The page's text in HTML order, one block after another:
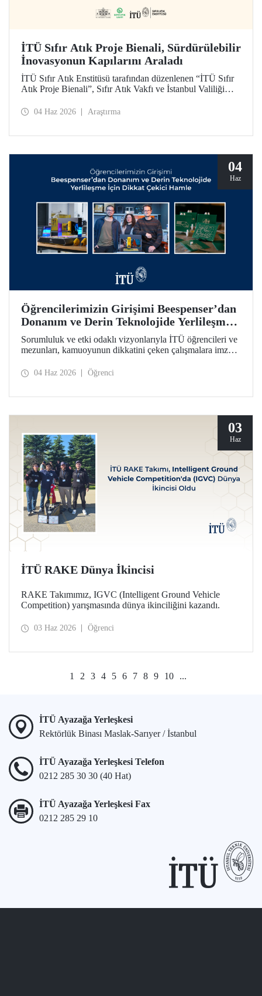
İTÜ Sıfır Atık Proje Bienali, Sürdürülebilir
İnovasyonun Kapılarını Araladı
İTÜ Sıfır Atık Enstitüsü tarafından düzenlenen “İTÜ Sıfır
Atık Proje Bienali”, Sıfır Atık Vakfı ve İstanbul Valiliği
kapsamında 3 Haziran 2026’da İTÜ Süleyman Demirel
04 Haz 2026 Araştırma
04
Haz
Öğrencilerimizin Girişimi Beespenser’dan
Donanım ve Derin Teknolojide Yerlileşme
İçin Dikkat Çekici Hamle
Sorumluluk ve etki odaklı vizyonlarıyla İTÜ öğrencileri ve
mezunları, kamuoyunun dikkatini çeken çalışmalara imza
yolculuğunun somutlaşan örnekleri arasında Beespenser de
04 Haz 2026 Öğrenci
03
Haz
İTÜ RAKE Dünya İkincisi
RAKE Takımımız, IGVC (Intelligent Ground Vehicle
Competition) yarışmasında dünya ikinciliğini kazandı.
03 Haz 2026 Öğrenci
1 2 3 4 5 6 7 8 9 10 ...
İTÜ Ayazağa Yerleşkesi
Rektörlük Binası Maslak-Sarıyer / İstanbul
İTÜ Ayazağa Yerleşkesi Telefon
0212 285 30 30 (40 Hat)
İTÜ Ayazağa Yerleşkesi Fax
0212 285 29 10